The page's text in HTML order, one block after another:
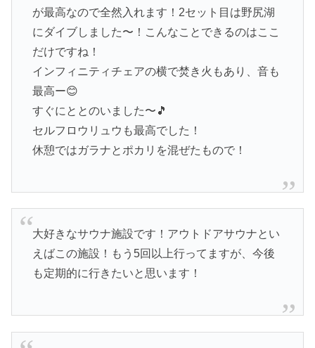
が最高なので全然入れます！2セット目は野尻湖
にダイブしました〜！こんなことできるのはここ
だけですね！
インフィニティチェアの横で焚き火もあり、音も
最高ー😊
すぐにととのいました〜🎵
セルフロウリュウも最高でした！
休憩ではガラナとポカリを混ぜたもので！
大好きなサウナ施設です！アウトドアサウナとい
えばこの施設！もう5回以上行ってますが、今後
も定期的に行きたいと思います！